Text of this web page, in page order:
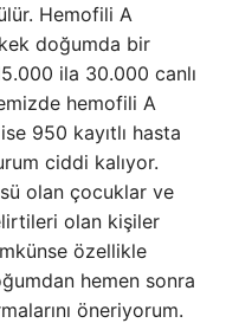
Hemofili A
doğumda bir
ila 30.000 canlı
hemofili A
950 kayıtlı hasta
ciddi kalıyor.
olan çocuklar ve
olan kişiler
özellikle
hemen sonra
öneriyorum.